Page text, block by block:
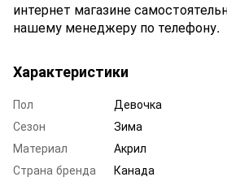
интернет магазине
нашему менеджеру по телефону.
Характеристики
Пол
Девочка
Сезон
Зима
Материал
Акрил
Страна бренда
Канада